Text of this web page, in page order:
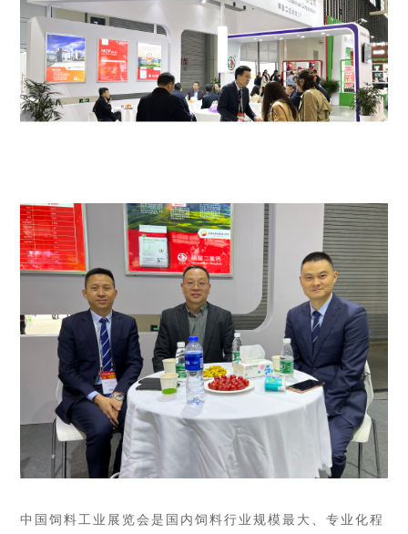
中国饲料工业展览会是国内饲料行业规模最大、专业化程